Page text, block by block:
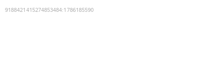
9188421415274853484:1786185590